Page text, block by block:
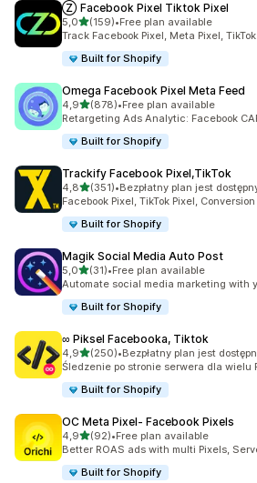
Ⓩ Facebook Pixel Tiktok Pixel
5,0na 5 gwiazdek
(159)
Łączna liczba recenzji: 159
•Free plan available
Track Facebook Pixel, Meta Pixel,
Built for Shopify
Omega Facebook Pixel Meta Feed
4,9na 5 gwiazdek
(878)
Łączna liczba recenzji: 878
•Free plan available
Retargeting Ads Analytic: Facebook
Built for Shopify
Trackify Facebook Pixel,TikTok
4,8na 5 gwiazdek
(351)
Łączna liczba recenzji: 351
•Bezpłatny plan jest
Facebook Pixel, TikTok Pixel,
Built for Shopify
Magik Social Media Auto Post
5,0na 5 gwiazdek
(31)
Łączna liczba recenzji: 31
•Free plan available
Automate social media marketing with
Built for Shopify
∞ Piksel Facebooka, Tiktok
4,9na 5 gwiazdek
(250)
Łączna liczba recenzji: 250
•Bezpłatny plan jest
Śledzenie po stronie serwera dla wielu
Built for Shopify
OC Meta Pixel‑ Facebook Pixels
4,9na 5 gwiazdek
(92)
Łączna liczba recenzji: 92
•Free plan available
Better ROAS ads with multi Pixels,
Built for Shopify